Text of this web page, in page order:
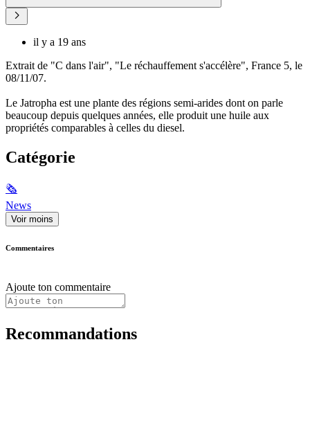
il y a 19 ans
Extrait de "C dans l'air", "Le réchauffement s'accélère", France 5, le
08/11/07.
Le Jatropha est une plante des régions semi-arides dont on parle
beaucoup depuis quelques années, elle produit une huile aux
propriétés comparables à celles du diesel.
Catégorie
🗞
News
Voir moins
Commentaires
Ajoute ton commentaire
Recommandations